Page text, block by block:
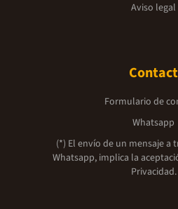
Aviso legal
Formulario de
Whatsapp
(*) El envío de un mensaje a
Whatsapp, implica la
Privacidad.